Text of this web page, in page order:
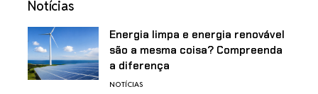
Notícias
Energia limpa e energia renovável
são a mesma coisa? Compreenda
a diferença
NOTÍCIAS